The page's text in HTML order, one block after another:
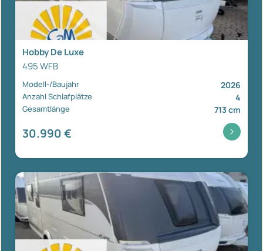
Hobby De Luxe
495 WFB
Modell-/Baujahr 2026
Anzahl Schlafplätze 4
Gesamtlänge 713 cm
30.990 €